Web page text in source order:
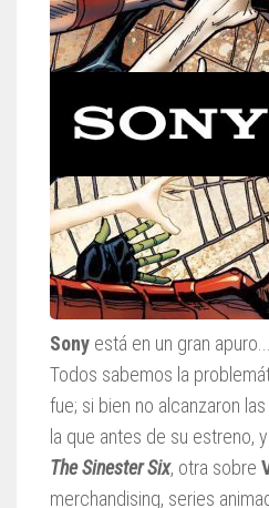
Sony está en un gran
Todos sabemos la
fue; si bien no alcanzaron
la que antes de su estreno,
The Sinester Six, otra sobre
merchandising, series